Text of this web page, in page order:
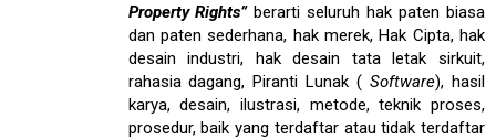
Property Rights” berarti seluruh hak paten biasa
dan paten sederhana, hak merek, Hak Cipta, hak
desain industri, hak desain tata letak sirkuit,
rahasia dagang, Piranti Lunak (Software), hasil
karya, desain, ilustrasi, metode, teknik proses,
prosedur, baik yang terdaftar atau tidak terdaftar